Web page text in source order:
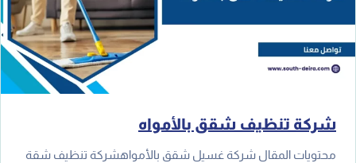
شركة تنظيف شقق بالأمواه
محتويات المقال شركة غسيل شقق بالأمواهشركة تنظيف شقة